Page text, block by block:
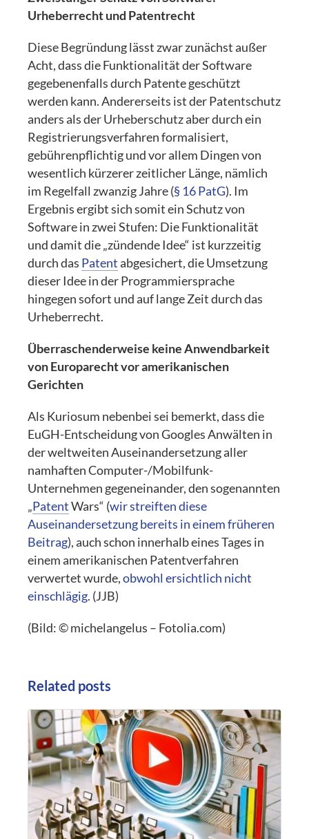
Urheberrecht und Patentrecht
Diese Begründung lässt zwar zunächst außer
Acht, dass die Funktionalität der Software
gegebenenfalls durch Patente geschützt
werden kann. Andererseits ist der Patentschutz
anders als der Urheberschutz aber durch ein
Registrierungsverfahren formalisiert,
gebührenpflichtig und vor allem Dingen von
wesentlich kürzerer zeitlicher Länge, nämlich
im Regelfall zwanzig Jahre (§ 16 PatG). Im
Ergebnis ergibt sich somit ein Schutz von
Software in zwei Stufen: Die Funktionalität
und damit die „zündende Idee“ ist kurzzeitig
durch das Patentabgesichert, die Umsetzung
dieser Idee in der Programmiersprache
hingegen sofort und auf lange Zeit durch das
Urheberrecht.
Überraschenderweise keine Anwendbarkeit
von Europarecht vor amerikanischen
Gerichten
Als Kuriosum nebenbei sei bemerkt, dass die
EuGH-Entscheidung von Googles Anwälten in
der weltweiten Auseinandersetzung aller
namhaften Computer-/Mobilfunk-
Unternehmen gegeneinander, den sogenannten
„PatentWars“ (wir streiften diese
Auseinandersetzung bereits in einem früheren
Beitrag), auch schon innerhalb eines Tages in
einem amerikanischen Patentverfahren
verwertet wurde,obwohl ersichtlich nicht
einschlägig. (JJB)
(Bild: © michelangelus – Fotolia.com)
Related posts